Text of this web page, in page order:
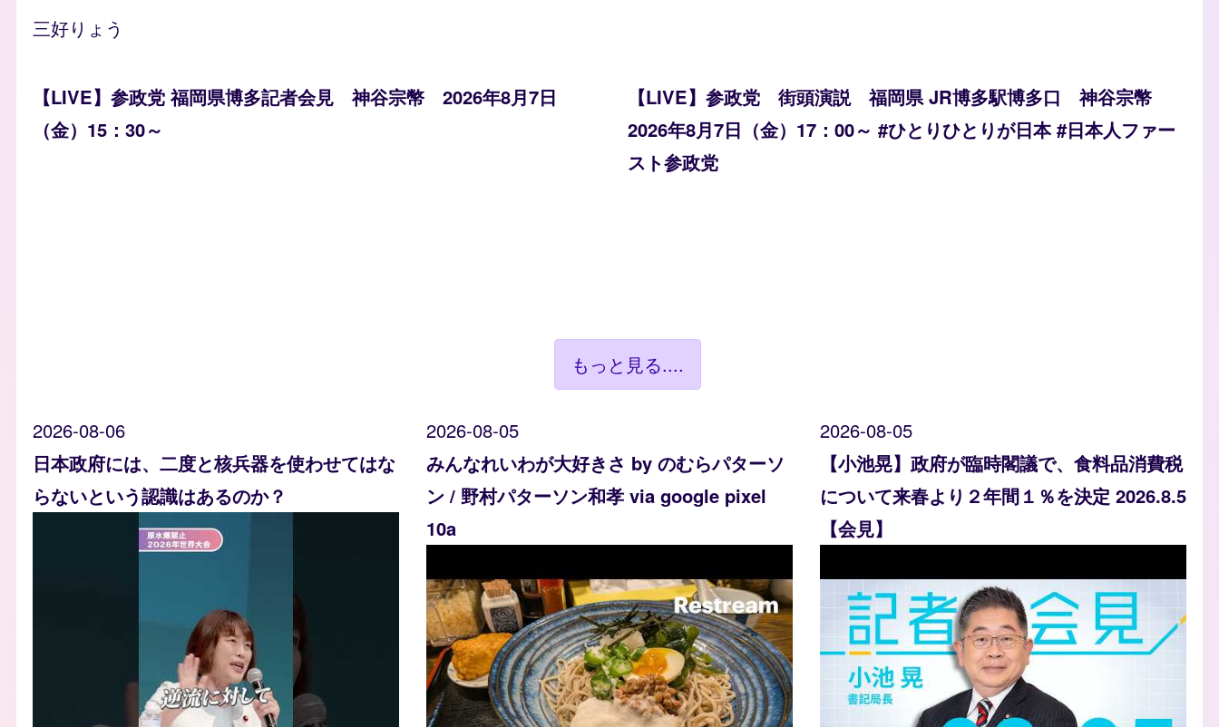
三好りょう
【LIVE】参政党 福岡県博多記者会見 神谷宗幣 2026年8月7日
（金）15：30～
【LIVE】参政党 街頭演説 福岡県 JR博多駅博多口 神谷宗幣
2026年8月7日（金）17：00～ #ひとりひとりが日本 #日本人ファー
スト参政党
もっと見る....
2026-08-06
日本政府には、二度と核兵器を使わせてはな
らないという認識はあるのか？
2026-08-05
みんなれいわが大好きさ by のむらパターソ
ン / 野村パターソン和孝 via google pixel
10a
2026-08-05
【小池晃】政府が臨時閣議で、食料品消費税
について来春より２年間１％を決定 2026.8.5
【会見】